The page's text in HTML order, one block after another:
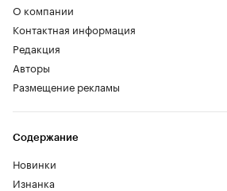
О компании
Контактная информация
Редакция
Авторы
Размещение рекламы
Содержание
Новинки
Изнанка